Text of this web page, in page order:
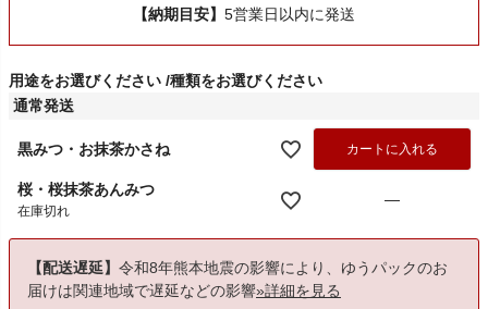
【納期目安】 5営業日以内に発送
用途をお選びください 種類をお選びください
通常発送
黒みつ・お抹茶かさね カートに入れる
桜・桜抹茶あんみつ
在庫切れ
—
【配送遅延】 令和8年熊本地震の影響により、ゆうパックのお
届けは関連地域で遅延などの影響»詳細を見る